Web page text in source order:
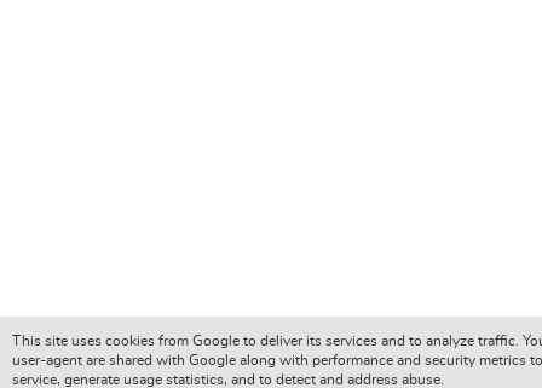
This site uses cookies from Google to deliver its services and to analyze traffic.
user-agent are shared with Google along with performance and security metrics
service, generate usage statistics, and to detect and address abuse.